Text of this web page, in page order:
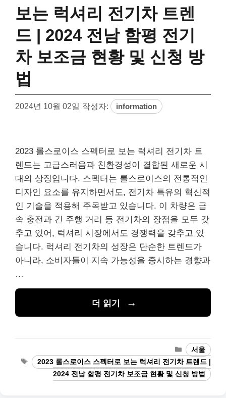
보는 럭셔리 전기차 트렌
드 | 2024 전남 함평 전기
차 보조금 현황 및 신청 방
법
2024년 10월 02일 작성자: information
2023 롤스로이스 스펙터로 보는 럭셔리 전기차 트
렌드는 고급스러움과 친환경성이 결합된 새로운 시
대의 상징입니다. 스펙터는 롤스로이스의 전통적인
디자인 요소를 유지하면서도, 전기차 특유의 혁신적
인 기술을 적용해 주목받고 있습니다. 이 차량은 급
속 충전과 긴 주행 거리 등 전기차의 장점을 모두 갖
추고 있어, 럭셔리 시장에서도 경쟁력을 갖추고 있
습니다. 럭셔리 전기차의 성장은 단순한 트렌드가
아니라, 소비자들이 지속 가능성을 중시하는 경향과
…
더 읽기
카
테
고
리
서울
태
그
2023 롤스로이스 스펙터로 보는 럭셔리 전기차 트렌드 |
2024 전남 함평 전기차 보조금 현황 및 신청 방법